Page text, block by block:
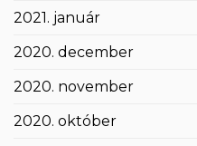
2021. január
2020. december
2020. november
2020. október